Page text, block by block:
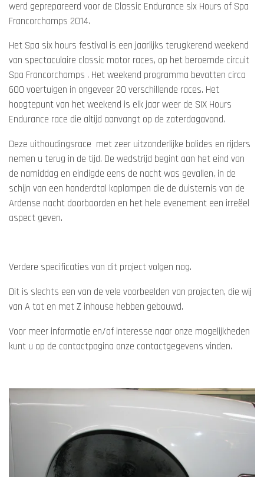
werd geprepareerd voor de Classic Endurance six Hours of Spa
Francorchamps 2014.
Het Spa six hours festival is een jaarlijks terugkerend weekend
van spectaculaire classic motor races, op het beroemde circuit
Spa Francorchamps . Het weekend programma bevatten circa
600 voertuigen in ongeveer 20 verschillende races. Het
hoogtepunt van het weekend is elk jaar weer de SIX Hours
Endurance race die altijd aanvangt op de zaterdagavond.
Deze uithoudingsrace met zeer uitzonderlijke bolides en rijders
nemen u terug in de tijd. De wedstrijd begint aan het eind van
de namiddag en eindigde eens de nacht was gevallen, in de
schijn van een honderdtal koplampen die de duisternis van de
Ardense nacht doorboorden en het hele evenement een irreëel
aspect geven.
Verdere specificaties van dit project volgen nog.
Dit is slechts een van de vele voorbeelden van projecten, die wij
van A tot en met Z inhouse hebben gebouwd.
Voor meer informatie en/of interesse naar onze mogelijkheden
kunt u op de contactpagina onze contactgegevens vinden.